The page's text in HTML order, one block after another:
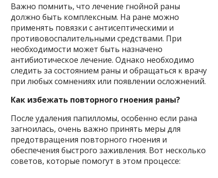
Важно помнить, что лечение гнойной раны
должно быть комплексным. На ране можно
применять повязки с антисептическими и
противовоспалительными средствами. При
необходимости может быть назначено
антибиотическое лечение. Однако необходимо
следить за состоянием раны и обращаться к врачу
при любых сомнениях или появлении осложнений.
Как избежать повторного гноения раны?
После удаления папилломы, особенно если рана
загноилась, очень важно принять меры для
предотвращения повторного гноения и
обеспечения быстрого заживления. Вот несколько
советов, которые помогут в этом процессе: